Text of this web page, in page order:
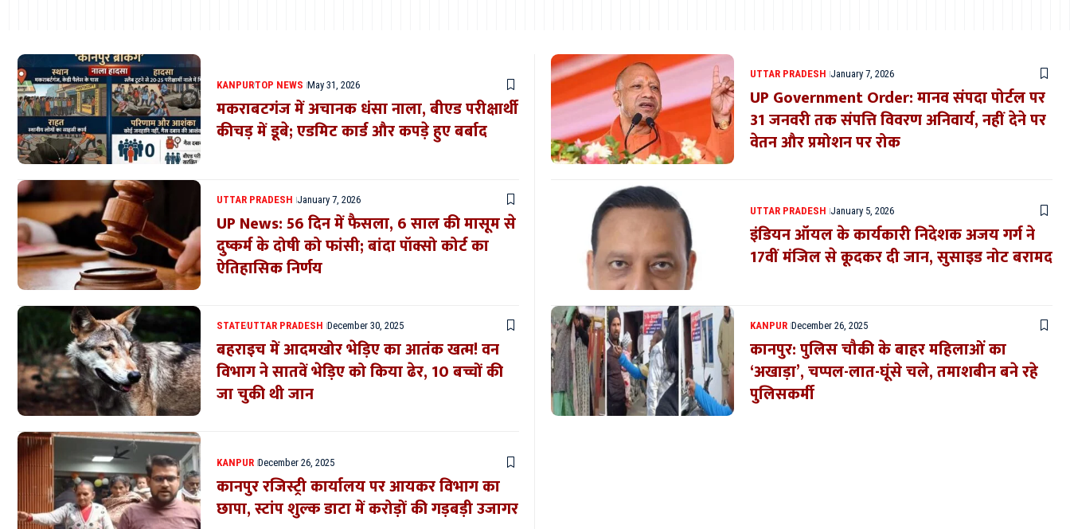
KANPURTOP NEWS May 31, 2026
मकराबटगंज में अचानक धंसा नाला, बीएड परीक्षार्थी
कीचड़ में डूबे; एडमिट कार्ड और कपड़े हुए बर्बाद
UTTAR PRADESH January 7, 2026
UP Government Order: मानव संपदा पोर्टल पर
31 जनवरी तक संपत्ति विवरण अनिवार्य, नहीं देने पर
वेतन और प्रमोशन पर रोक
UTTAR PRADESH January 7, 2026
UP News: 56 दिन में फैसला, 6 साल की मासूम से
दुष्कर्म के दोषी को फांसी; बांदा पॉक्सो कोर्ट का
ऐतिहासिक निर्णय
UTTAR PRADESH January 5, 2026
इंडियन ऑयल के कार्यकारी निदेशक अजय गर्ग ने
17वीं मंजिल से कूदकर दी जान, सुसाइड नोट बरामद
STATEUTTAR PRADESH December 30, 2025
बहराइच में आदमखोर भेड़िए का आतंक खत्म! वन
विभाग ने सातवें भेड़िए को किया ढेर, 10 बच्चों की
जा चुकी थी जान
KANPUR December 26, 2025
कानपुर: पुलिस चौकी के बाहर महिलाओं का
‘अखाड़ा’, चप्पल-लात-घूंसे चले, तमाशबीन बने रहे
पुलिसकर्मी
KANPUR December 26, 2025
कानपुर रजिस्ट्री कार्यालय पर आयकर विभाग का
छापा, स्टांप शुल्क डाटा में करोड़ों की गड़बड़ी उजागर